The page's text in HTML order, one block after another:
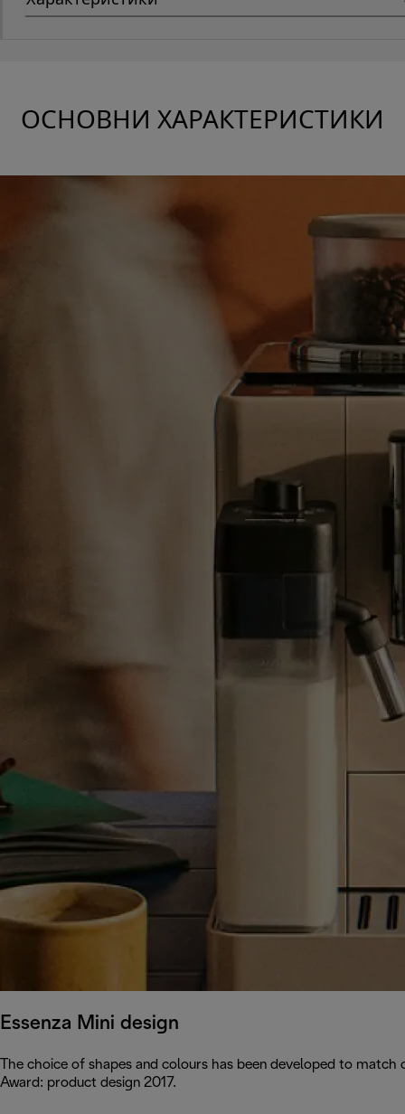
ОСНОВНИ ХАРАКТЕРИСТИКИ
Essenza Mini design
The choice of shapes and colours has been developed to
Award: product design 2017.